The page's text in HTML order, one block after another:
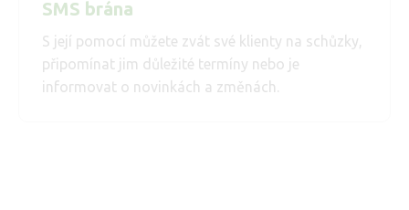
SMS brána
S její pomocí můžete zvát své klienty na schůzky,
připomínat jim důležité termíny nebo je
informovat o novinkách a změnách.